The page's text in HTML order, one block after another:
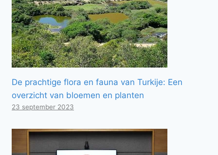
De prachtige flora en fauna van Turkije: Een
overzicht van bloemen en planten
23 september 2023